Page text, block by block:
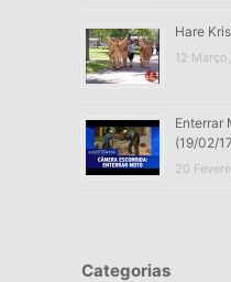
Hare
12
Enterrar
(19/02/
20
Categorias